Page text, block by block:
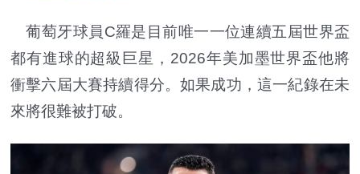
葡萄牙球員C羅是目前唯一一位連續五屆世界盃
都有進球的超級巨星，2026年美加墨世界盃他將
衝擊六屆大賽持續得分。如果成功，這一紀錄在未
來將很難被打破。